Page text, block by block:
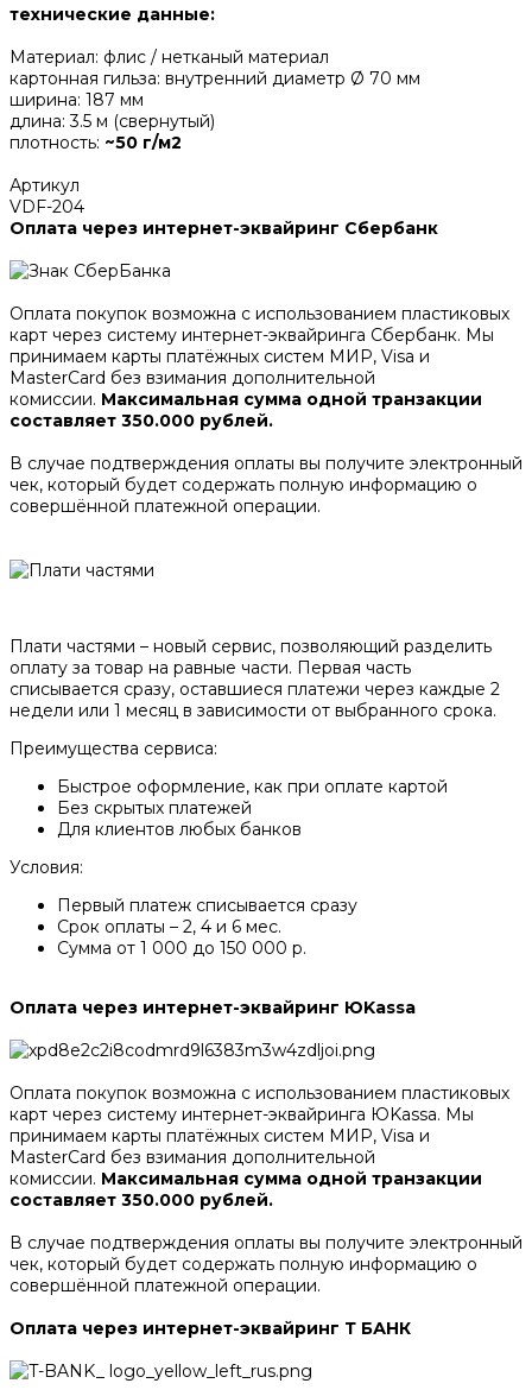
технические данные:
Материал: флис / нетканый материал
картонная гильза: внутренний диаметр Ø 70 мм
ширина: 187 мм
длина: 3.5 м (свернутый)
плотность: ~50 г/м2
Артикул
VDF-204
Оплата через интернет-эквайринг Сбербанк
Оплата покупок возможна с использованием пластиковых
карт через систему интернет-эквайринга Сбербанк. Мы
принимаем карты платёжных систем МИР, Visa и
MasterCard без взимания дополнительной
комиссии. Максимальная сумма одной транзакции
составляет 350.000 рублей.
В случае подтверждения оплаты вы получите электронный
чек, который будет содержать полную информацию о
совершённой платежной операции.
Плати частями – новый сервис, позволяющий разделить
оплату за товар на равные части. Первая часть
списывается сразу, оставшиеся платежи через каждые 2
недели или 1 месяц в зависимости от выбранного срока.
Преимущества сервиса:
Быстрое оформление, как при оплате картой
Без скрытых платежей
Для клиентов любых банков
Условия:
Первый платеж списывается сразу
Срок оплаты – 2, 4 и 6 мес.
Сумма от 1 000 до 150 000 р.
Оплата через интернет-эквайринг ЮKassa
Оплата покупок возможна с использованием пластиковых
карт через систему интернет-эквайринга ЮKassa. Мы
принимаем карты платёжных систем МИР, Visa и
MasterCard без взимания дополнительной
комиссии. Максимальная сумма одной транзакции
составляет 350.000 рублей.
В случае подтверждения оплаты вы получите электронный
чек, который будет содержать полную информацию о
совершённой платежной операции.
Оплата через интернет-эквайринг Т БАНК